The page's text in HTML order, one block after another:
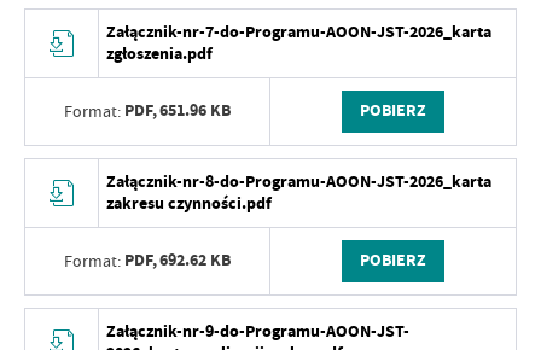
Załącznik-nr-7-do-Programu-AOON-JST-2026_karta
zgłoszenia.pdf
Format: PDF,651.96 KB POBIERZ
Załącznik-nr-8-do-Programu-AOON-JST-2026_karta
zakresu czynności.pdf
Format: PDF,692.62 KB POBIERZ
Załącznik-nr-9-do-Programu-AOON-JST-